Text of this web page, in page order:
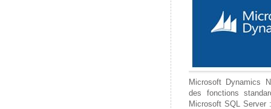
Microsoft Dynamics
des fonctions
Microsoft SQL Server